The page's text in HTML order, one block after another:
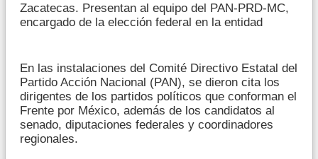
Zacatecas. Presentan al equipo del PAN-PRD-MC,
encargado de la elección federal en la entidad
En las instalaciones del Comité Directivo Estatal del
Partido Acción Nacional (PAN), se dieron cita los
dirigentes de los partidos políticos que conforman el
Frente por México, además de los candidatos al
senado, diputaciones federales y coordinadores
regionales.